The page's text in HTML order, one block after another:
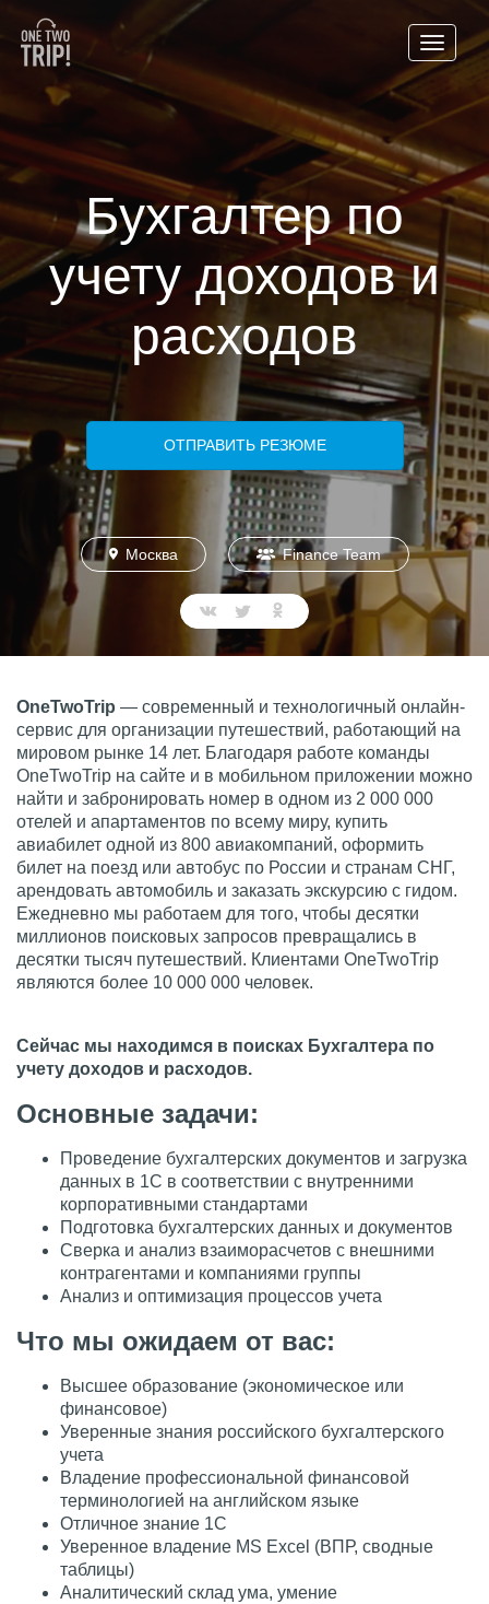
Бухгалтер по
учету доходов и
расходов
ОТПРАВИТЬ РЕЗЮМЕ
Москва Finance Team
OneTwoTrip — современный и технологичный онлайн-
сервис для организации путешествий, работающий на
мировом рынке 14 лет. Благодаря работе команды
OneTwoTrip на сайте и в мобильном приложении можно
найти и забронировать номер в одном из 2 000 000
отелей и апартаментов по всему миру, купить
авиабилет одной из 800 авиакомпаний, оформить
билет на поезд или автобус по России и странам СНГ,
арендовать автомобиль и заказать экскурсию с гидом.
Ежедневно мы работаем для того, чтобы десятки
миллионов поисковых запросов превращались в
десятки тысяч путешествий. Клиентами OneTwoTrip
являются более 10 000 000 человек.
Сейчас мы находимся в поисках Бухгалтера по
учету доходов и расходов.
Основные задачи:
Проведение бухгалтерских документов и загрузка
данных в 1С в соответствии с внутренними
корпоративными стандартами
Подготовка бухгалтерских данных и документов
Сверка и анализ взаиморасчетов с внешними
контрагентами и компаниями группы
Анализ и оптимизация процессов учета
Что мы ожидаем от вас:
Высшее образование (экономическое или
финансовое)
Уверенные знания российского бухгалтерского
учета
Владение профессиональной финансовой
терминологией на английском языке
Отличное знание 1С
Уверенное владение MS Excel (ВПР, сводные
таблицы)
Аналитический склад ума, умение